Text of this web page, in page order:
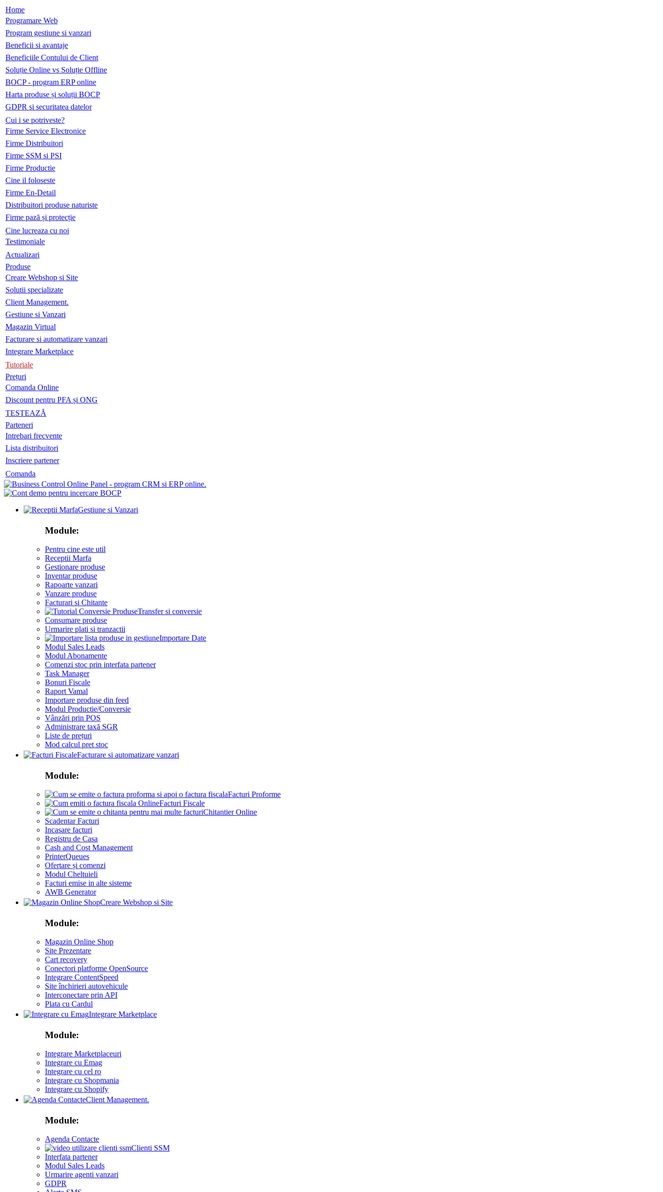
Home
Programare Web
Program gestiune si vanzari
Beneficii si avantaje
Beneficiile Contului de Client
Soluție Online vs Soluție Offline
BOCP - program ERP online
Harta produse și soluții BOCP
GDPR si securitatea datelor
Cui i se potriveste?
Firme Service Electronice
Firme Distribuitori
Firme SSM si PSI
Firme Productie
Cine il foloseste
Firme En-Detail
Distribuitori produse naturiste
Firme pază și protecție
Cine lucreaza cu noi
Testimoniale
Actualizari
Produse
Creare Webshop si Site
Solutii specializate
Client Management.
Gestiune si Vanzari
Magazin Virtual
Facturare si automatizare vanzari
Integrare Marketplace
Tutoriale
Prețuri
Comanda Online
Discount pentru PFA și ONG
TESTEAZĂ
Parteneri
Intrebari frecvente
Lista distribuitori
Inscriere partener
Comanda
Gestiune si Vanzari
Module:
Pentru cine este util
Receptii Marfa
Gestionare produse
Inventar produse
Rapoarte vanzari
Vanzare produse
Facturari si Chitante
Transfer si conversie
Consumare produse
Urmarire plati si tranzactii
Importare Date
Modul Sales Leads
Modul Abonamente
Comenzi stoc prin interfata partener
Task Manager
Bonuri Fiscale
Raport Vamal
Importare produse din feed
Modul Productie/Conversie
Vânzări prin POS
Administrare taxă SGR
Liste de prețuri
Mod calcul pret stoc
Facturare si automatizare vanzari
Module:
Facturi Proforme
Facturi Fiscale
Chitantier Online
Scadentar Facturi
Incasare facturi
Registru de Casa
Cash and Cost Management
PrinterQueues
Ofertare și comenzi
Modul Cheltuieli
Facturi emise in alte sisteme
AWB Generator
Creare Webshop si Site
Module:
Magazin Online Shop
Site Prezentare
Cart recovery
Conectori platforme OpenSource
Integrare ContentSpeed
Site închirieri autovehicule
Interconectare prin API
Plata cu Cardul
Integrare Marketplace
Module:
Integrare Marketplaceuri
Integrare cu Emag
Integrare cu cel ro
Integrare cu Shopmania
Integrare cu Shopify
Client Management.
Module:
Agenda Contacte
Clienti SSM
Interfata partener
Modul Sales Leads
Urmarire agenti vanzari
GDPR